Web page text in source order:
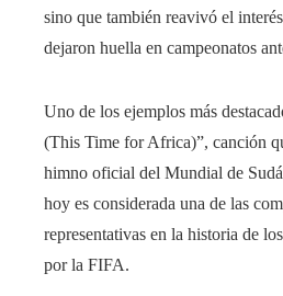
sino que también reavivó el
dejaron huella en campeonatos
Uno de los ejemplos más
(This Time for Africa)”, canción
himno oficial del Mundial de
hoy es considerada una de las
representativas en la historia de
por la FIFA.